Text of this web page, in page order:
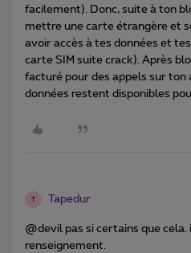
facilement). Donc, suite à ton
mettre une carte étrangère et
avoir accès à tes données et
carte SIM suite crack). Après
facturé pour des appels sur ton
données restent disponibles
T Tapedur
@devil pas si certains que
renseignement.